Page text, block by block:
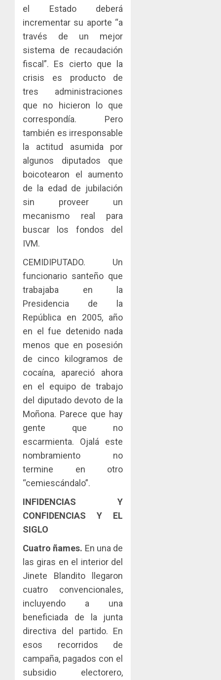
el Estado deberá
incrementar su aporte “a
través de un mejor
sistema de recaudación
fiscal”. Es cierto que la
crisis es producto de
tres administraciones
que no hicieron lo que
correspondía. Pero
también es irresponsable
la actitud asumida por
algunos diputados que
boicotearon el aumento
de la edad de jubilación
sin proveer un
mecanismo real para
buscar los fondos del
IVM.
CEMIDIPUTADO. Un
funcionario santeño que
trabajaba en la
Presidencia de la
República en 2005, año
en el fue detenido nada
menos que en posesión
de cinco kilogramos de
cocaína, apareció ahora
en el equipo de trabajo
del diputado devoto de la
Moñona. Parece que hay
gente que no
escarmienta. Ojalá este
nombramiento no
termine en otro
“cemiescándalo”.
INFIDENCIAS Y
CONFIDENCIAS Y EL
SIGLO
Cuatro ñames. En una de
las giras en el interior del
Jinete Blandito llegaron
cuatro convencionales,
incluyendo a una
beneficiada de la junta
directiva del partido. En
esos recorridos de
campaña, pagados con el
subsidio electorero,